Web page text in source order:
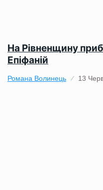
На Рівненщину
Епіфаній
Романа Волинець 13